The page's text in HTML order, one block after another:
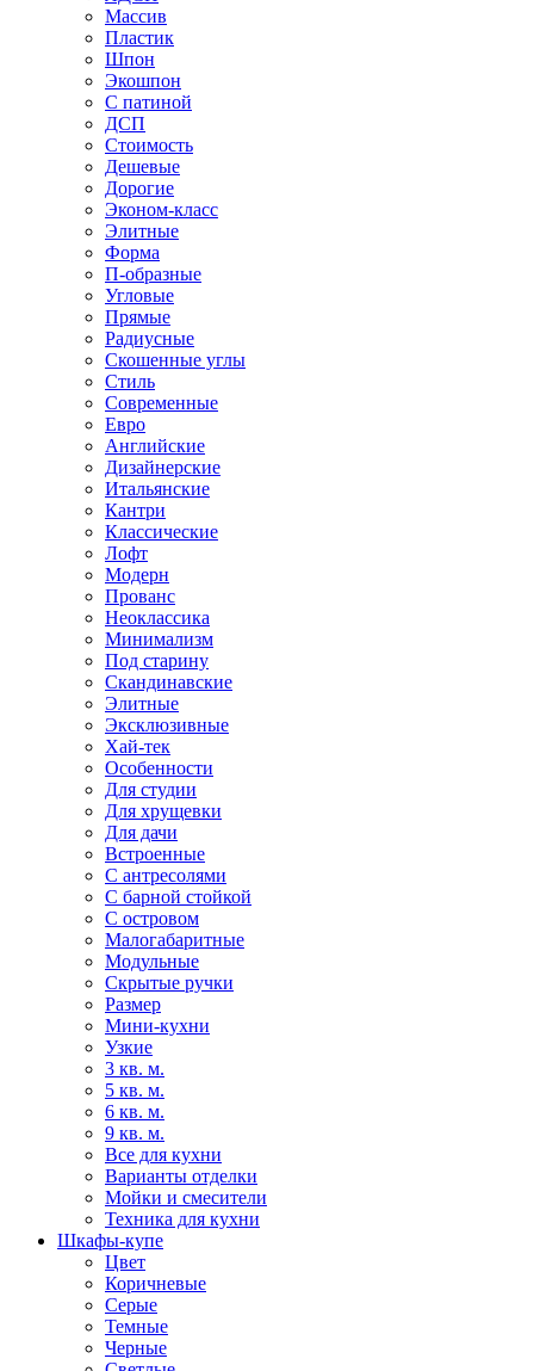
Массив
Пластик
Шпон
Экошпон
С патиной
ДСП
Стоимость
Дешевые
Дорогие
Эконом-класс
Элитные
Форма
П-образные
Угловые
Прямые
Радиусные
Скошенные углы
Стиль
Современные
Евро
Английские
Дизайнерские
Итальянские
Кантри
Классические
Лофт
Модерн
Прованс
Неоклассика
Минимализм
Под старину
Скандинавские
Элитные
Эксклюзивные
Хай-тек
Особенности
Для студии
Для хрущевки
Для дачи
Встроенные
С антресолями
С барной стойкой
С островом
Малогабаритные
Модульные
Скрытые ручки
Размер
Мини-кухни
Узкие
3 кв. м.
5 кв. м.
6 кв. м.
9 кв. м.
Все для кухни
Варианты отделки
Мойки и смесители
Техника для кухни
Шкафы-купе
Цвет
Коричневые
Серые
Темные
Черные